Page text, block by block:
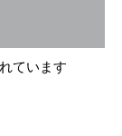
ています